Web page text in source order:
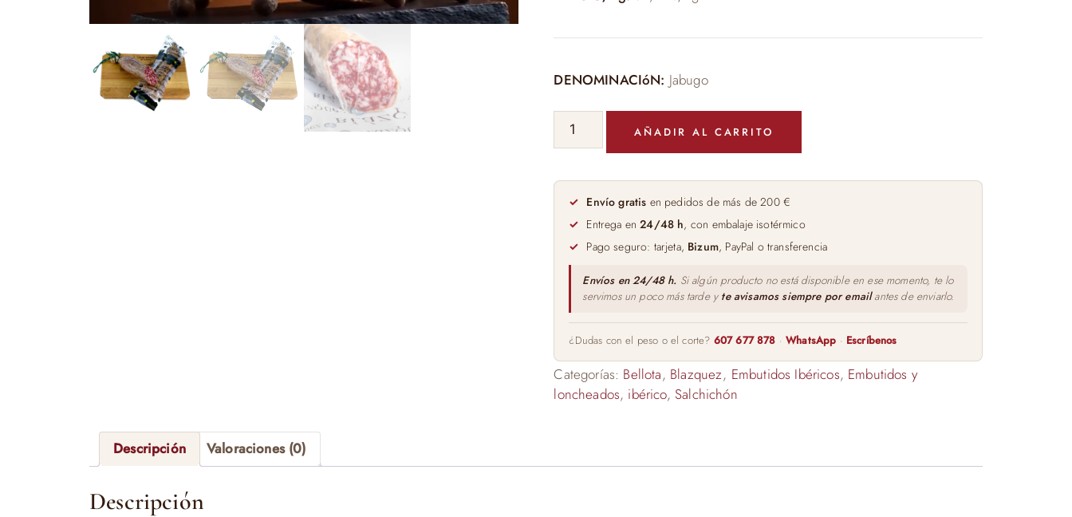
DENOMINACIóN: Jabugo
SALCHICHON
IBERICO
BELLOTA
BLAZQUEZ
cantidad
AÑADIR AL CARRITO
Envío gratis en pedidos de más de 200 €
Entrega en24/48 h, con embalaje isotérmico
Pago seguro: tarjeta, Bizum, PayPal o transferencia
Envíos en 24/48 h. Si algún producto no está disponible en ese momento, te lo
servimos un poco más tarde y te avisamos siempre por emailantes de enviarlo.
¿Dudas con el peso o el corte? 607 677 878 ·WhatsApp · Escríbenos
Categorías: Bellota, Blazquez, Embutidos Ibéricos, Embutidos y
loncheados, ibérico, Salchichón
Descripción Valoraciones (0)
Descripción